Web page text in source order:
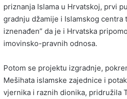
priznanja Islama u Hrvatskoj, prvi
gradnju džamije i Islamskog centra
iznenađen” da je i Hrvatska
imovinsko-pravnih odnosa.
Potom se projektu izgradnje,
Mešihata islamske zajednice i
vjernika i raznih dionika, pridružila